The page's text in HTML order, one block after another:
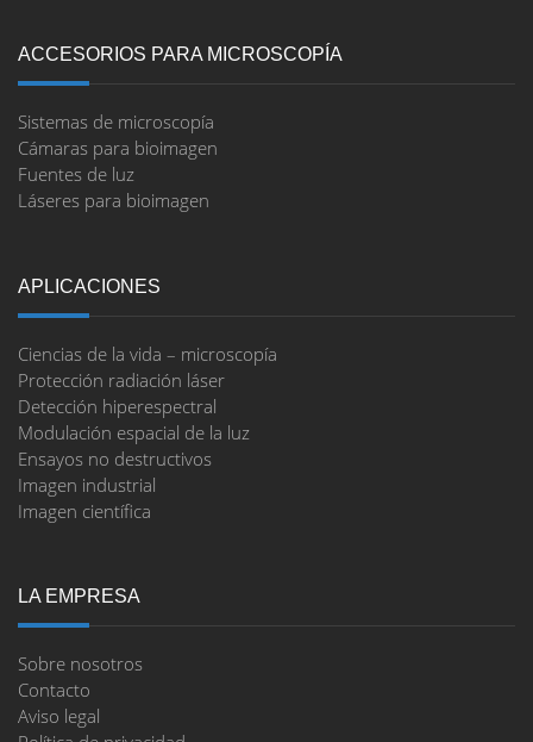
ACCESORIOS PARA MICROSCOPÍA
Sistemas de microscopía
Cámaras para bioimagen
Fuentes de luz
Láseres para bioimagen
APLICACIONES
Ciencias de la vida – microscopía
Protección radiación láser
Detección hiperespectral
Modulación espacial de la luz
Ensayos no destructivos
Imagen industrial
Imagen científica
LA EMPRESA
Sobre nosotros
Contacto
Aviso legal